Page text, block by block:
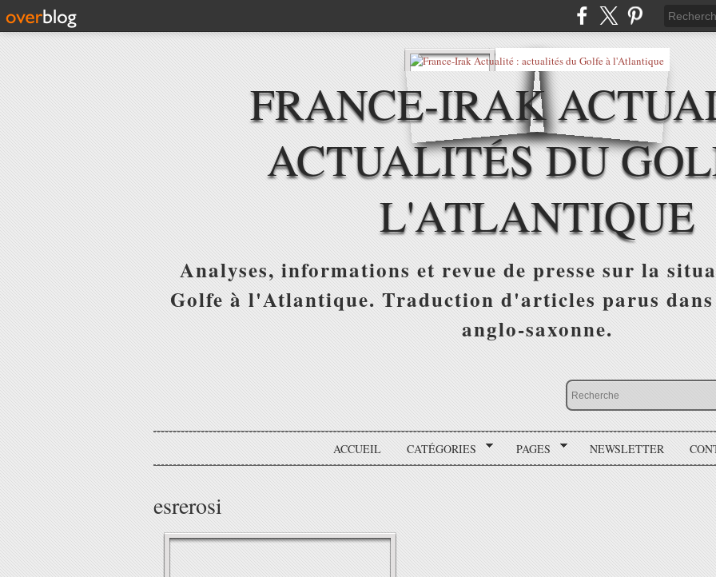
FRANCE-IRAK
ACTUALITÉS DU
L'ATLANTIQUE
Analyses, informations et revue de presse sur la
Golfe à l'Atlantique. Traduction d'articles parus dans
anglo-saxonne.
ACCUEIL CATÉGORIES PAGES NEWSLETTER
esrerosi